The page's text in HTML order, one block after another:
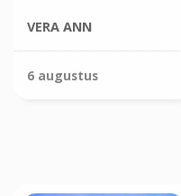
VERA ANN
6 augustus